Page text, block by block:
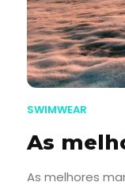
SWIMWEAR
As
As melhores